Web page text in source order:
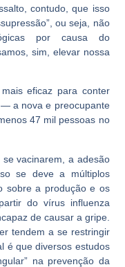
contudo, que isso
ou seja, não
por causa do
sim, elevar nossa
eficaz para conter
a nova e preocupante
47 mil pessoas no
vacinarem, a adesão
se deve a múltiplos
sobre a produção e os
do vírus influenza
de causar a gripe.
tendem a se restringir
é que diversos estudos
na prevenção da